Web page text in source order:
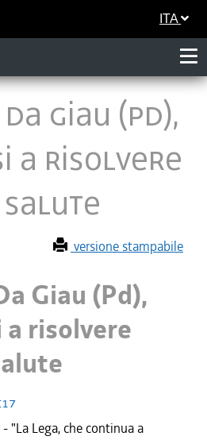
ITA
Giau (Pd),
a risolvere
versione stampabile
Giau (Pd),
a risolvere
"La Lega, che continua a